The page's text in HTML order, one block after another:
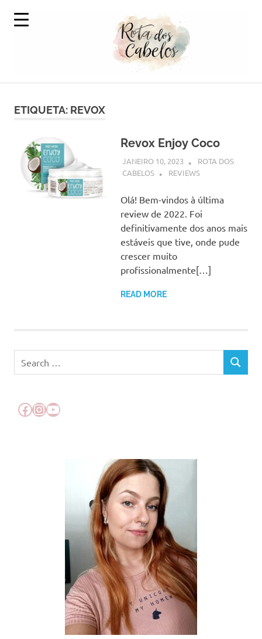
Rota
dos
Cabelos
Mundo
Produtos
Capilares
ETIQUETA: REVOX
Revox Enjoy Coco
JANEIRO 10, 2023
ROTA DOS
CABELOS
REVIEWS
Olá! Bem-vindos à última
review de 2022. Foi
definitivamente dos anos mais
estáveis que tive, onde pude
crescer muito
profissionalmente[…]
READ MORE
for:
SEARCH
Facebook
Instagram
YouTube